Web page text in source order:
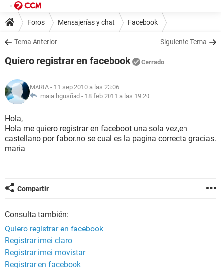
Foros Mensajerías y chat Facebook
Tema Anterior Siguiente Tema
Quiero registrar en facebook Cerrado
MARIA - 11 sep 2010 a las 23:06
maia hgusñad - 18 feb 2011 a las 19:20
Hola,
Hola me quiero registrar en faceboot una sola vez,en
castellano por fabor.no se cual es la pagina correcta gracias.
maria
Compartir
Consulta también:
Quiero registrar en facebook
Registrar imei claro
Registrar imei movistar
Registrar en facebook